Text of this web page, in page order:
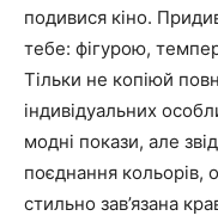
подивися кіно.
тебе: фігурою,
Тільки не копіюй
індивідуальних
модні покази, але
поєднання кольорів,
стильно зав’язана